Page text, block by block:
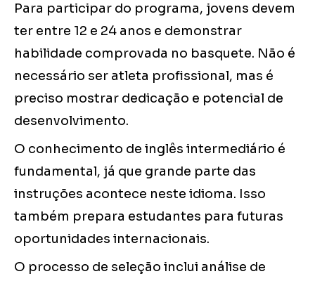
Para participar do programa, jovens devem
ter entre 12 e 24 anos e demonstrar
habilidade comprovada no basquete. Não é
necessário ser atleta profissional, mas é
preciso mostrar dedicação e potencial de
desenvolvimento.
O conhecimento de inglês intermediário é
fundamental, já que grande parte das
instruções acontece neste idioma. Isso
também prepara estudantes para futuras
oportunidades internacionais.
O processo de seleção inclui análise de